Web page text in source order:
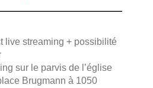
live streaming + possibilité
sur le parvis de l’église
Brugmann à 1050